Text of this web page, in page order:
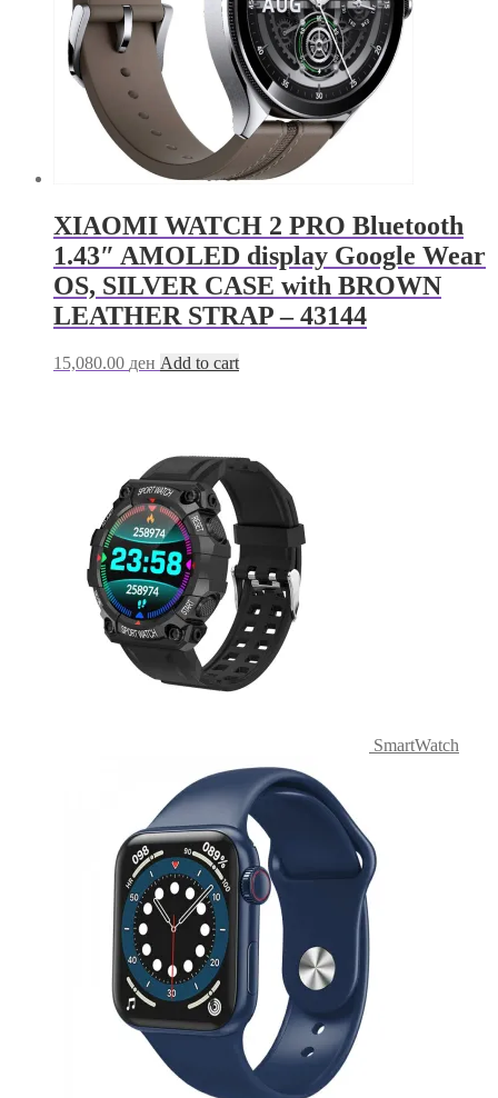
XIAOMI WATCH 2 PRO Bluetooth
1.43″ AMOLED display Google Wear
OS, SILVER CASE with BROWN
LEATHER STRAP – 43144
15,080.00 ден Add to cart
SmartWatch